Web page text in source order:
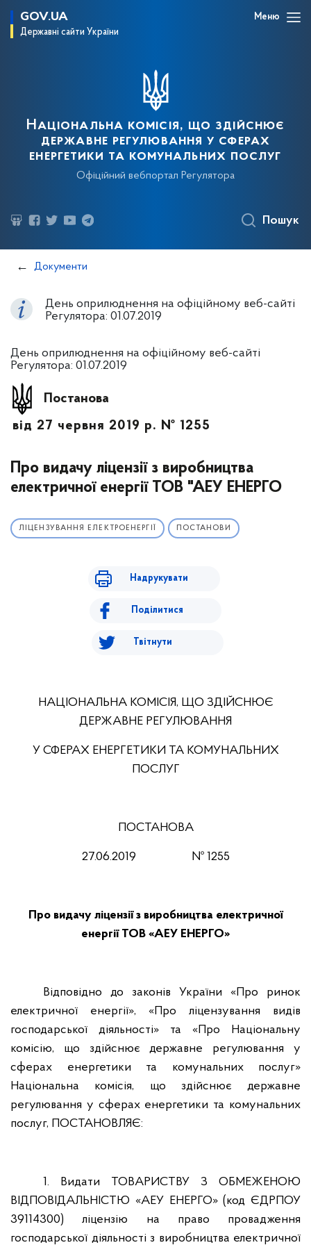
GOV.UA
Державні сайти України
Меню
Національна комісія, що здійснює
державне регулювання у сферах
енергетики та комунальних послуг
Офіційний вебпортал Регулятора
Пошук
Документи
День оприлюднення на офіційному веб-сайті
Регулятора: 01.07.2019
День оприлюднення на офіційному веб-сайті
Регулятора: 01.07.2019
Постанова
від 27 червня 2019 р. № 1255
Про видачу ліцензії з виробництва
електричної енергії ТОВ "АЕУ ЕНЕРГО
ЛІЦЕНЗУВАННЯ ЕЛЕКТРОЕНЕРГІЇ ПОСТАНОВИ
Надрукувати
Поділитися
Твітнути
НАЦІОНАЛЬНА КОМІСІЯ, ЩО ЗДІЙСНЮЄ
ДЕРЖАВНЕ РЕГУЛЮВАННЯ
У СФЕРАХ ЕНЕРГЕТИКИ ТА КОМУНАЛЬНИХ
ПОСЛУГ
ПОСТАНОВА
27.06.2019 № 1255
Про видачу ліцензії з виробництва електричної
енергії ТОВ «АЕУ ЕНЕРГО»
Відповідно до законів України «Про ринок
електричної енергії», «Про ліцензування видів
господарської діяльності» та «Про Національну
комісію, що здійснює державне регулювання у
сферах енергетики та комунальних послуг»
Національна комісія, що здійснює державне
регулювання у сферах енергетики та комунальних
послуг, ПОСТАНОВЛЯЄ:
1. Видати ТОВАРИСТВУ З ОБМЕЖЕНОЮ
ВІДПОВІДАЛЬНІСТЮ «АЕУ ЕНЕРГО» (код ЄДРПОУ
39114300) ліцензію на право провадження
господарської діяльності з виробництва електричної